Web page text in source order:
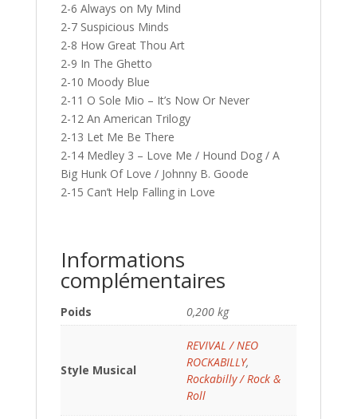
2-6 Always on My Mind
2-7 Suspicious Minds
2-8 How Great Thou Art
2-9 In The Ghetto
2-10 Moody Blue
2-11 O Sole Mio – It’s Now Or Never
2-12 An American Trilogy
2-13 Let Me Be There
2-14 Medley 3 – Love Me / Hound Dog / A
Big Hunk Of Love / Johnny B. Goode
2-15 Can’t Help Falling in Love
Informations
complémentaires
Poids 0,200 kg
Style Musical
REVIVAL / NEO
ROCKABILLY,
Rockabilly / Rock &
Roll